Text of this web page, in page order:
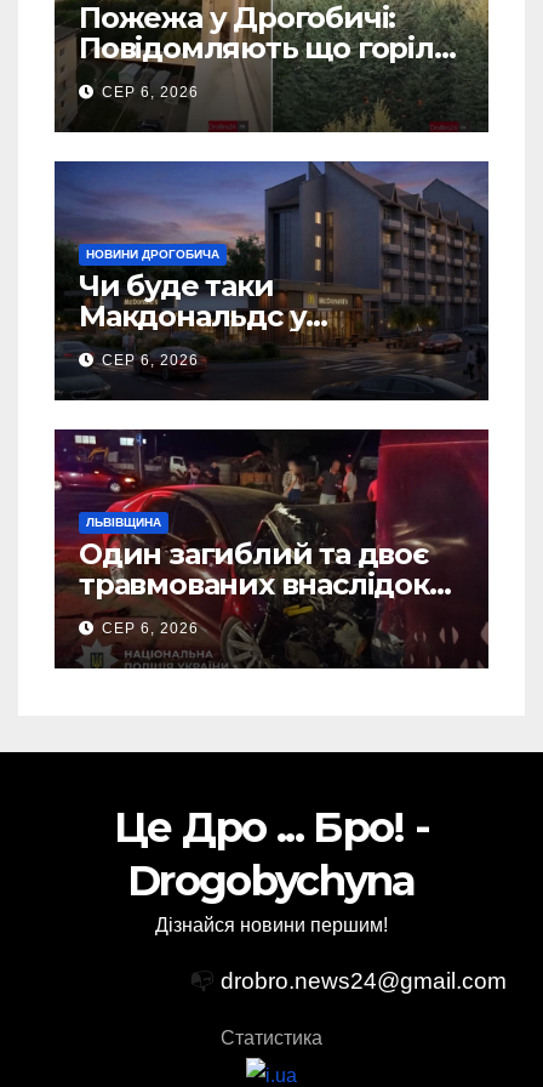
Пожежа у Дрогобичі:
Повідомляють що горіло
5 гаражів (Відео)
СЕР 6, 2026
НОВИНИ ДРОГОБИЧА
Чи буде таки
Макдональдс у
Дрогобичі? (Фото)
СЕР 6, 2026
ЛЬВІВЩИНА
Один загиблий та двоє
травмованих внаслідок
ДТП на Самбірщині
СЕР 6, 2026
Це Дро ... Бро! -
Drogobychyna
Дізнайся новини першим!
📭 drobro.news24@gmail.com
Статистика